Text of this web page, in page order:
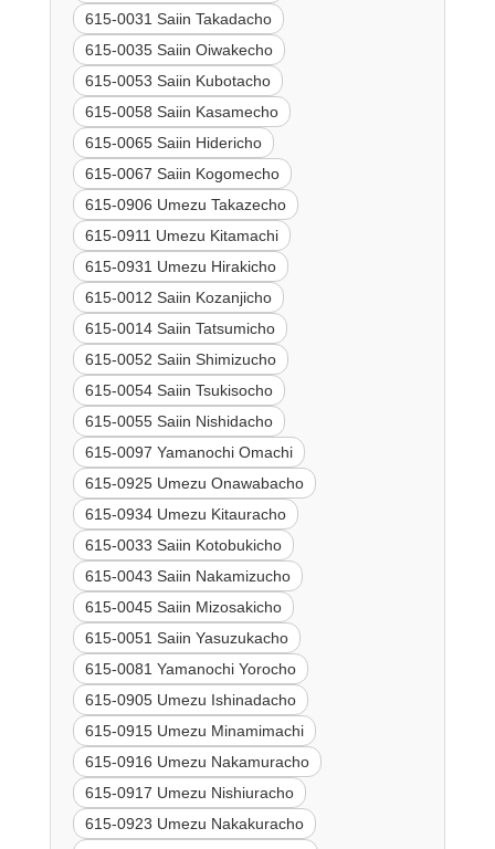
615-0031 Saiin Takadacho
615-0035 Saiin Oiwakecho
615-0053 Saiin Kubotacho
615-0058 Saiin Kasamecho
615-0065 Saiin Hidericho
615-0067 Saiin Kogomecho
615-0906 Umezu Takazecho
615-0911 Umezu Kitamachi
615-0931 Umezu Hirakicho
615-0012 Saiin Kozanjicho
615-0014 Saiin Tatsumicho
615-0052 Saiin Shimizucho
615-0054 Saiin Tsukisocho
615-0055 Saiin Nishidacho
615-0097 Yamanochi Omachi
615-0925 Umezu Onawabacho
615-0934 Umezu Kitauracho
615-0033 Saiin Kotobukicho
615-0043 Saiin Nakamizucho
615-0045 Saiin Mizosakicho
615-0051 Saiin Yasuzukacho
615-0081 Yamanochi Yorocho
615-0905 Umezu Ishinadacho
615-0915 Umezu Minamimachi
615-0916 Umezu Nakamuracho
615-0917 Umezu Nishiuracho
615-0923 Umezu Nakakuracho